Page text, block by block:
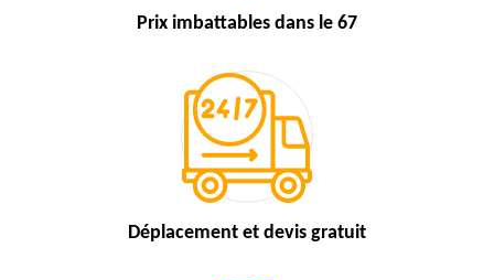
Prix imbattables dans le 67
Déplacement et devis gratuit